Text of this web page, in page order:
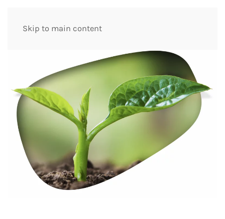
Skip to main content